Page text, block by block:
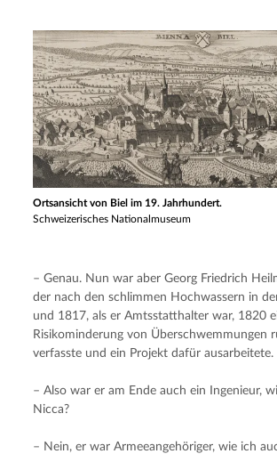
Ortsansicht von Biel im 19. Jahrhundert.
Schweizerisches Nationalmuseum
– Genau. Nun war aber Georg Friedrich
der nach den schlimmen Hochwassern in
und 1817, als er Amtsstatthalter war, 1820
Risikominderung von Überschwemmungen
verfasste und ein Projekt dafür ausarbeitete.
– Also war er am Ende auch ein Ingenieur,
Nicca?
– Nein, er war Armeeangehöriger, wie ich